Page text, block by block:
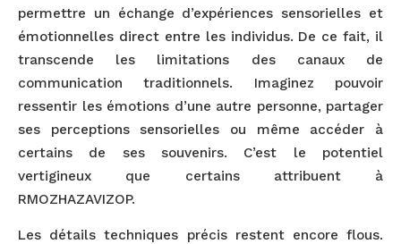
permettre un échange d’expériences sensorielles et
émotionnelles direct entre les individus. De ce fait, il
transcende les limitations des canaux de
communication traditionnels. Imaginez pouvoir
ressentir les émotions d’une autre personne, partager
ses perceptions sensorielles ou même accéder à
certains de ses souvenirs. C’est le potentiel
vertigineux que certains attribuent à
RMOZHAZAVIZOP.
Les détails techniques précis restent encore flous.